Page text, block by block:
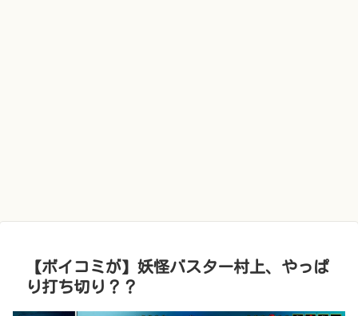
【ボイコミが】妖怪バスター村上、やっぱ
り打ち切り？？